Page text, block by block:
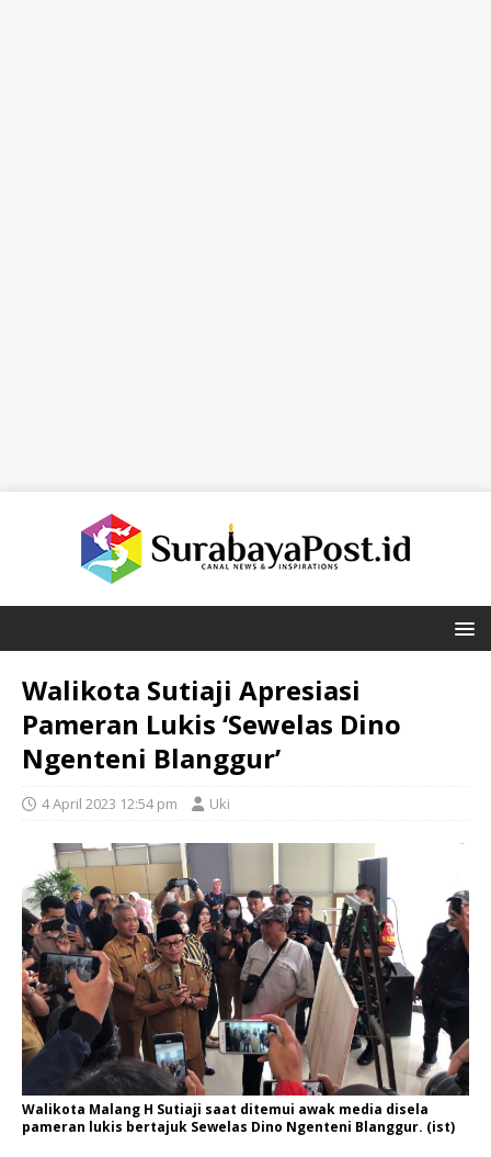
Walikota Sutiaji Apresiasi
Pameran Lukis ‘Sewelas Dino
Ngenteni Blanggur’
4 April 2023 12:54 pm Uki
Walikota Malang H Sutiaji saat ditemui awak media disela
pameran lukis bertajuk Sewelas Dino Ngenteni Blanggur. (ist)